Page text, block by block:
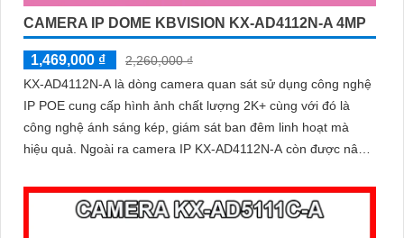
CAMERA IP DOME KBVISION KX-AD4112N-A 4MP
1,469,000 ₫
2,260,000 ₫
KX-AD4112N-A là dòng camera quan sát sử dụng công nghệ
IP POE cung cấp hình ảnh chất lượng 2K+ cùng với đó là
công nghệ ánh sáng kép, giám sát ban đêm linh hoạt mà
hiệu quả. Ngoài ra camera IP KX-AD4112N-A còn được nâng
người chính xác